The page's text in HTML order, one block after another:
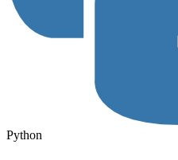
Python